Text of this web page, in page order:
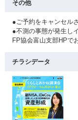
その他
●ご予約をキャンセル
●不測の事態が発生し
FP協会富山支部HPで
チラシデータ